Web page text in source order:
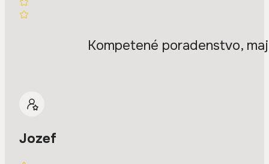
Kompetené poradenstvo,
Jozef